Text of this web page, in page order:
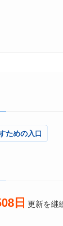
ための入口
日 更新を継